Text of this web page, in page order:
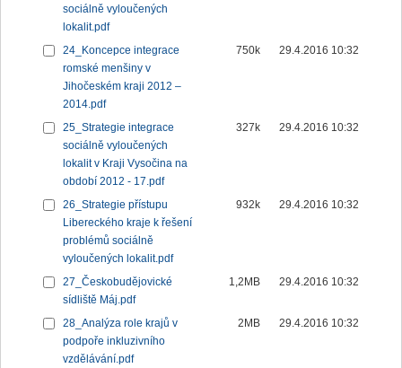
sociálně vyloučených
lokalit.pdf
24_Koncepce integrace
romské menšiny v
Jihočeském kraji 2012 –
2014.pdf
750k 29.4.2016 10:32
25_Strategie integrace
sociálně vyloučených
lokalit v Kraji Vysočina na
období 2012 - 17.pdf
327k 29.4.2016 10:32
26_Strategie přístupu
Libereckého kraje k řešení
problémů sociálně
vyloučených lokalit.pdf
932k 29.4.2016 10:32
27_Českobudějovické
sídliště Máj.pdf
1,2MB 29.4.2016 10:32
28_Analýza role krajů v
podpoře inkluzivního
vzdělávání.pdf
2MB 29.4.2016 10:32